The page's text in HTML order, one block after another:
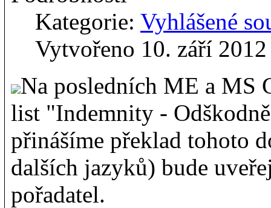
Kategorie: Vyhlášené
Vytvořeno 10. září 2012
Na posledních ME a MS
list "Indemnity -
přinášíme překlad tohoto
dalších jazyků) bude
pořadatel.